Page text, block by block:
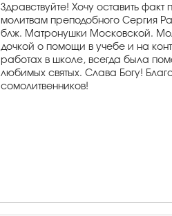
Здравствуйте! Хочу оставить
молитвам преподобного Сергия
блж. Матронушки Московской.
дочкой о помощи в учебе и на
работах в школе, всегда была
любимых святых. Слава Богу!
сомолитвенников!